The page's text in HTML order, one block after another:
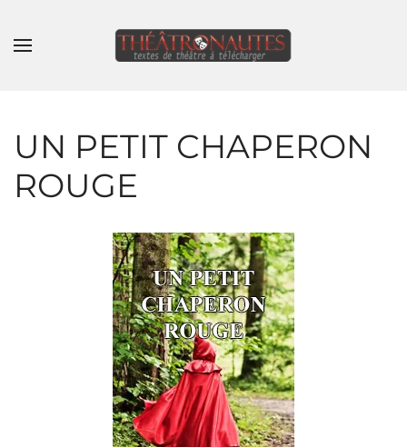
Skip to main content
UN PETIT CHAPERON
ROUGE